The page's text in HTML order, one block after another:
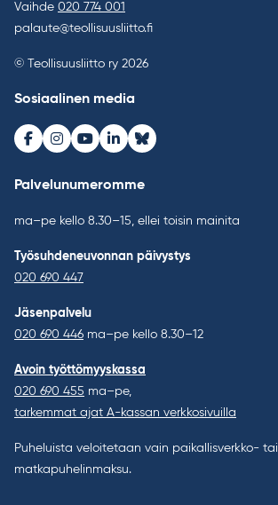
Vaihde 020 774 001
palaute@teollisuusliitto.fi
© Teollisuusliitto ry 2026
Sosiaalinen media
Facebook
Instagram
Youtube
LinkedInBluesky
Palvelunumeromme
ma–pe kello 8.30–15, ellei toisin mainita
Työsuhdeneuvonnan päivystys
020 690 447
Jäsenpalvelu
020 690 446 ma–pe kello 8.30–12
Avoin työttömyyskassa
020 690 455 ma–pe,
tarkemmat ajat A-kassan verkkosivuilla
Puheluista veloitetaan vain paikallisverkko- tai
matkapuhelinmaksu.